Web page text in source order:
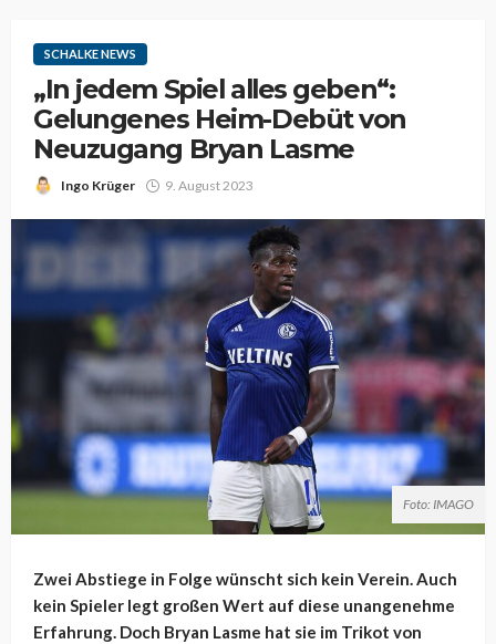
SCHALKE NEWS
„In jedem Spiel alles geben“:
Gelungenes Heim-Debüt von
Neuzugang Bryan Lasme
Ingo Krüger 9. August 2023
Foto: IMAGO
Zwei Abstiege in Folge wünscht sich kein Verein. Auch
kein Spieler legt großen Wert auf diese unangenehme
Erfahrung. Doch Bryan Lasme hat sie im Trikot von